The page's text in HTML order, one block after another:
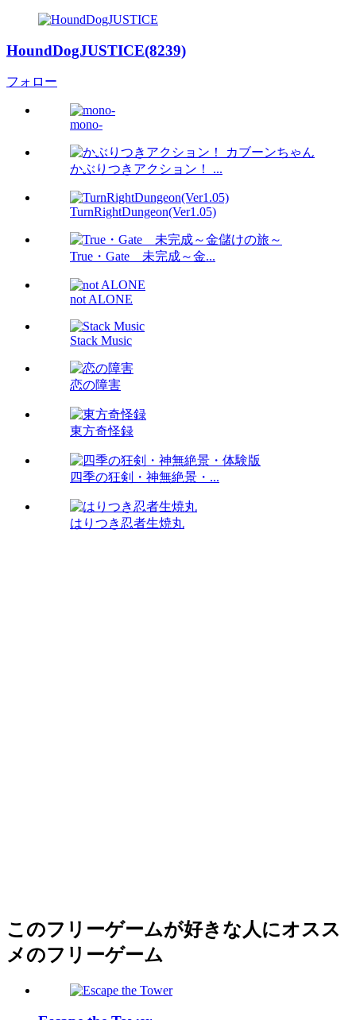
HoundDogJUSTICE(8239)
フォロー
mono-
かぶりつきアクション！ ...
TurnRightDungeon(Ver1.05)
True・Gate 未完成～金...
not ALONE
Stack Music
恋の障害
東方奇怪録
四季の狂剣・神無絶景・...
はりつき忍者生焼丸
このフリーゲームが好きな人にオスス
メのフリーゲーム